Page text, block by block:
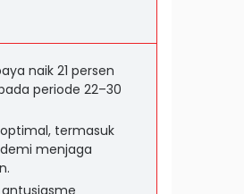
naik 21 persen
periode 22–30
termasuk
menjaga